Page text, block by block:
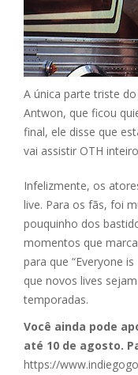
A única parte triste
Antwon, que ficou
final, ele disse que
vai assistir OTH
Infelizmente, os
live. Para os fãs, foi
pouquinho dos
momentos que
para que “Everyone
que novos lives
temporadas.
Você ainda pode
até 10 de agosto.
https://